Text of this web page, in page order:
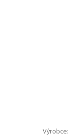
Výrobce: